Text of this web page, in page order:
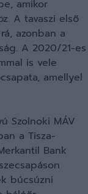
amikor
A tavaszi első
azonban a
A 2020/21-es
is vele
amellyel
Szolnoki MÁV
a Tisza-
Bank
búcsúzni